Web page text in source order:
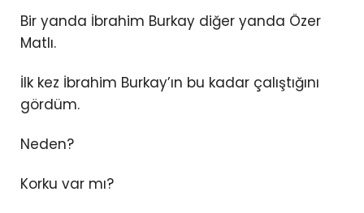
Bir yanda İbrahim Burkay diğer yanda Özer
Matlı.
İlk kez İbrahim Burkay’ın bu kadar çalıştığını
gördüm.
Neden?
Korku var mı?